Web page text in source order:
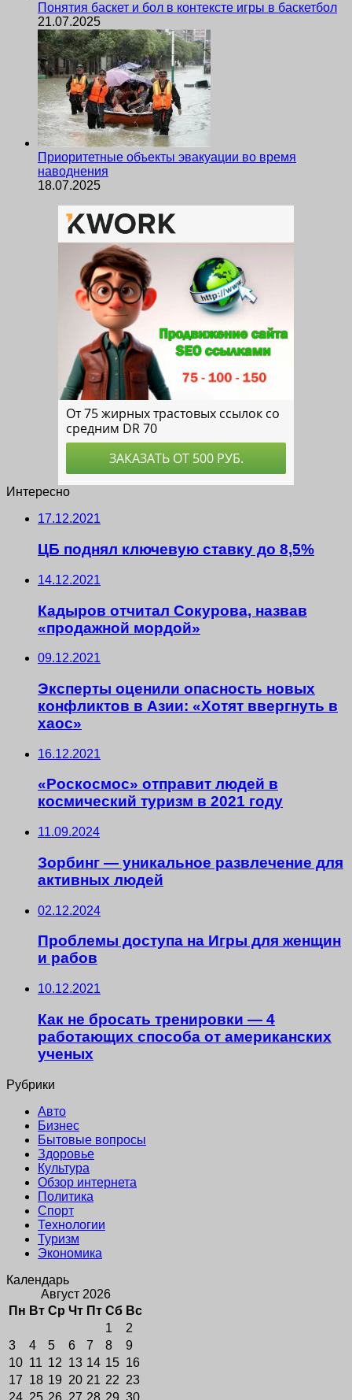
Понятия баскет и бол в контексте игры в баскетбол
21.07.2025
Приоритетные объекты эвакуации во время
наводнения
18.07.2025
Интересно
17.12.2021
ЦБ поднял ключевую ставку до 8,5%
14.12.2021
Кадыров отчитал Сокурова, назвав
«продажной мордой»
09.12.2021
Эксперты оценили опасность новых
конфликтов в Азии: «Хотят ввергнуть в
хаос»
16.12.2021
«Роскосмос» отправит людей в
космический туризм в 2021 году
11.09.2024
Зорбинг — уникальное развлечение для
активных людей
02.12.2024
Проблемы доступа на Игры для женщин
и рабов
10.12.2021
Как не бросать тренировки — 4
работающих способа от американских
ученых
Рубрики
Авто
Бизнес
Бытовые вопросы
Здоровье
Культура
Обзор интернета
Политика
Спорт
Технологии
Туризм
Экономика
Календарь
Август 2026
Пн Вт Ср Чт Пт Сб Вс
1
2
3
4 5 6 7 8
9
10 11 12 13 14 15 16
17 18 19 20 21 22 23
24 25 26 27 28 29 30